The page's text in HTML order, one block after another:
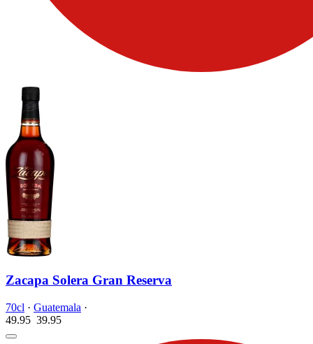
Zacapa Solera Gran Reserva
70cl · Guatemala ·
49.95 39.95